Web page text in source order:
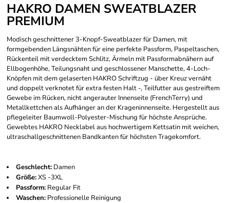
HAKRO DAMEN SWEATBLAZER
PREMIUM
Modisch geschnittener 3-Knopf-Sweatblazer für Damen, mit
formgebenden Längsnähten für eine perfekte Passform, Paspeltaschen,
Rückenteil mit verdecktem Schlitz, Ärmeln mit Passformabnähern auf
Ellbogenhöhe, Teilungsnaht und geschlossener Manschette, 4-Loch-
Knöpfen mit dem gelaserten HAKRO Schriftzug - über Kreuz vernäht
und doppelt verknotet für extra festen Halt -, Teilfutter aus gestreiftem
Gewebe im Rücken, nicht angerauter Innenseite (French­Terry) und
Metallkettchen als Aufhänger an der Krageninnenseite. Hergestellt aus
pflegeleiter Baumwoll-Polyester-Mischung für höchste Ansprüche.
Gewebtes HAKRO Necklabel aus hochwertigem Kettsatin mit weichen,
ultraschallgeschnittenen Bandkanten für höchsten Tragekomfort.
Geschlecht: Damen
Größe:XS -3XL
Passform: Regular Fit
Waschen: Professionelle Reinigung